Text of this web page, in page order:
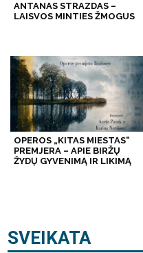
ANTANAS STRAZDAS –
LAISVOS MINTIES ŽMOGUS
OPEROS „KITAS MIESTAS“
PREMJERA – APIE BIRŽŲ
ŽYDŲ GYVENIMĄ IR LIKIMĄ
SVEIKATA